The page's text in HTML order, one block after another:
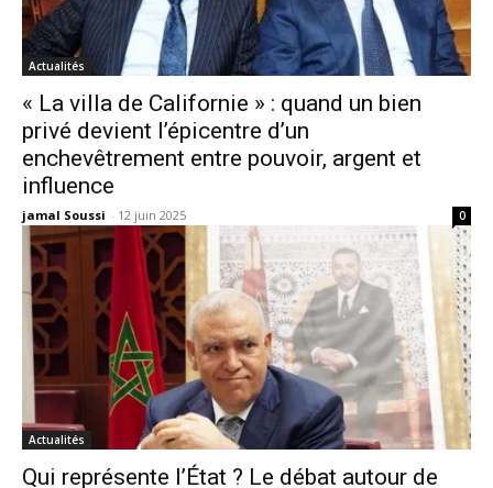
Actualités
« La villa de Californie » : quand un bien
privé devient l’épicentre d’un
enchevêtrement entre pouvoir, argent et
influence
jamal Soussi - 12 juin 2025 0
Actualités
Qui représente l’État ? Le débat autour de